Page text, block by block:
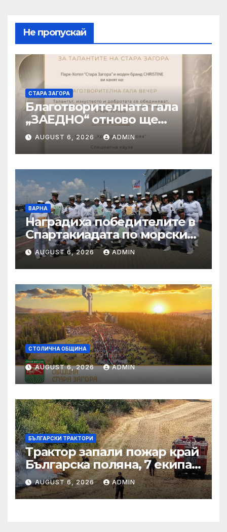
Не пропускай
СТАРА ЗАГОРА
Благотворителната гала
„ЗАЕДНО“ отново ще
подкрепи талантливите
деца на Стара Загора
AUGUST 6, 2026 ADMIN
ВАРНА
Наградиха победителите в
Спартакиадата по морските
спортове на
Военноморските сили
AUGUST 6, 2026 ADMIN
СТОЛИЧНА ОБЩИНА
AUGUST 6, 2026 ADMIN
БЪЛГАРСКИ ТРАКТОРИ
Трактор запали пожар край
Българска поляна, 7 екипа
гасят огъня
AUGUST 6, 2026 ADMIN